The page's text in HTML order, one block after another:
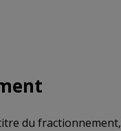
du fractionnement,